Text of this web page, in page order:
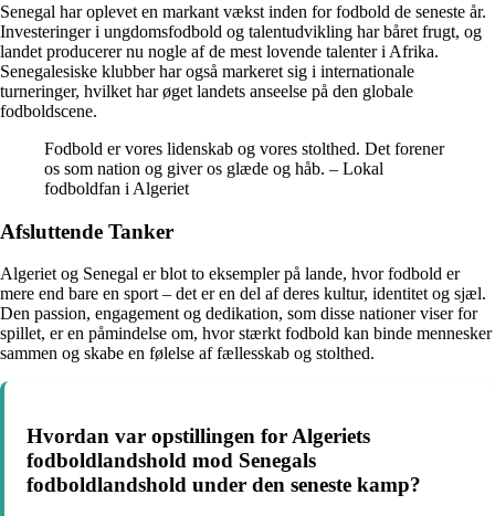
Senegal har oplevet en markant vækst inden for fodbold de seneste år.
Investeringer i ungdomsfodbold og talentudvikling har båret frugt, og
landet producerer nu nogle af de mest lovende talenter i Afrika.
Senegalesiske klubber har også markeret sig i internationale
turneringer, hvilket har øget landets anseelse på den globale
fodboldscene.
Fodbold er vores lidenskab og vores stolthed. Det forener
os som nation og giver os glæde og håb. – Lokal
fodboldfan i Algeriet
Afsluttende Tanker
Algeriet og Senegal er blot to eksempler på lande, hvor fodbold er
mere end bare en sport – det er en del af deres kultur, identitet og sjæl.
Den passion, engagement og dedikation, som disse nationer viser for
spillet, er en påmindelse om, hvor stærkt fodbold kan binde mennesker
sammen og skabe en følelse af fællesskab og stolthed.
Hvordan var opstillingen for Algeriets
fodboldlandshold mod Senegals
fodboldlandshold under den seneste kamp?